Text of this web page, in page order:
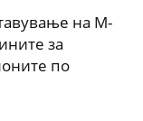
на М-
за
по